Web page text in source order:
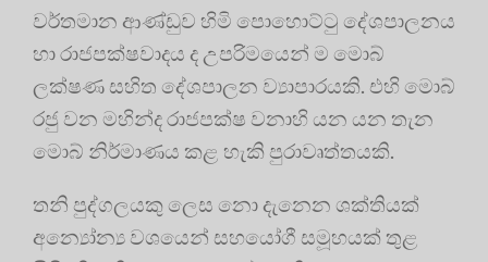
වර්තමාන ආණ්ඩුව හිමි පොහොට්ටු දේශපාලනය
හා රාජපක්ෂවාදය ද උපරිමයෙන් ම මොබ්
ලක්ෂණ සහිත දේශපාලන ව්‍යාපාරයකි. එහි මොබ්
රජු වන මහින්ද රාජපක්ෂ වනාහි යන යන තැන
මොබ් නිර්මාණය කළ හැකි පුරාවෘත්තයකි.
තනි පුද්ගලයකු ලෙස නො දැනෙන ශක්තියක්
අන්‍යෝන්‍ය වශයෙන් සහයෝගී සමූහයක් තුළ